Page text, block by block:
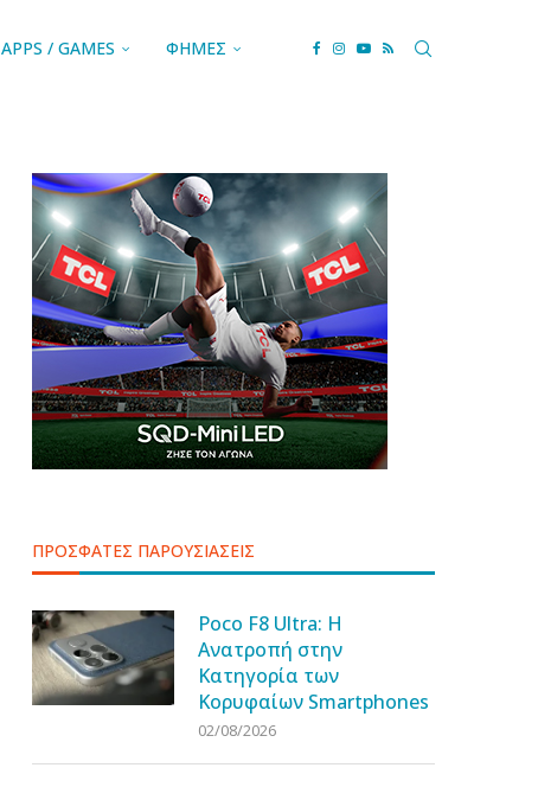
APPS / GAMES ΦΗΜΕΣ
ΠΡΟΣΦΑΤΕΣ ΠΑΡΟΥΣΙΑΣΕΙΣ
Poco F8 Ultra: Η
Ανατροπή στην
Κατηγορία των
Κορυφαίων Smartphones
02/08/2026